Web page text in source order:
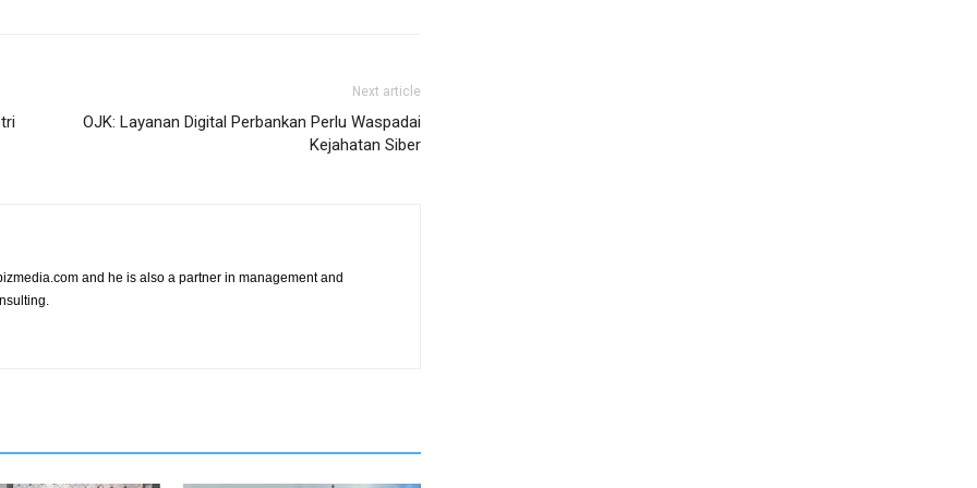
Next article
OJK: Layanan Digital Perbankan Perlu Waspadai
Kejahatan Siber
and he is also a partner in management and